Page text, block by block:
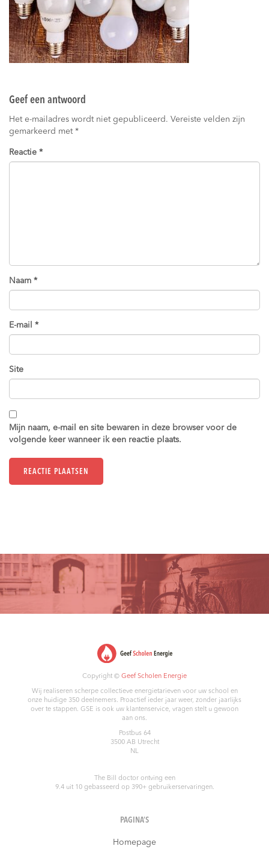
Geef een antwoord
Het e-mailadres wordt niet gepubliceerd. Vereiste velden zijn
gemarkeerd met *
Reactie *
Naam *
E-mail *
Site
Mijn naam, e-mail en site bewaren in deze browser voor de
volgende keer wanneer ik een reactie plaats.
Copyright © Geef Scholen Energie
Wij realiseren scherpe collectieve energietarieven voor uw school en
onze huidige 350 deelnemers. Proactief ieder jaar weer, zonder jaarlijks
over te stappen. GSE is ook uw klantenservice, vragen stelt u gewoon
aan ons.
Postbus 64
3500 AB Utrecht
NL
The Bill doctorontving een
9.4uit 10gebasseerd op 390+ gebruikerservaringen.
PAGINA’S
Homepage